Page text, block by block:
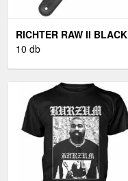
RICHTER RAW II BLACK
BŐR GITÁR HEVEDER
10 db